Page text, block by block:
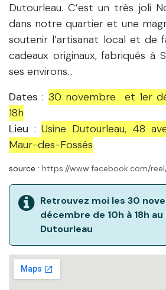
Dutourleau. C’est un très joli
dans notre quartier et une
soutenir l’artisanat local et de
cadeaux originaux, fabriqués à
ses environs…
Dates: 30 novembre et 1er
18h
Lieu :Usine Dutourleau, 48
Maur-des-Fossés
source : https://www.facebook.com/
Retrouvez moi les 30
décembre de 10h à 18h au
Dutourleau